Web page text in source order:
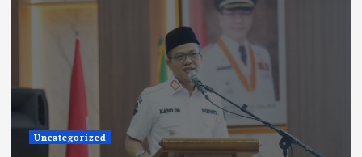
Uncategorized
KDS Sambut Kunjungan Kepala Staf